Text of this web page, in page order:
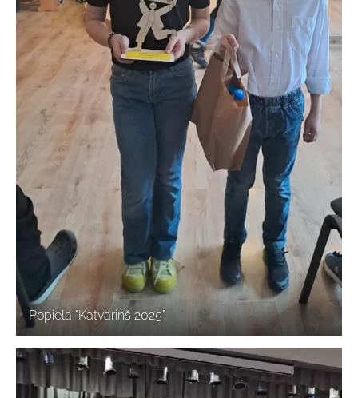
Popiela "Katvariņš 2025"